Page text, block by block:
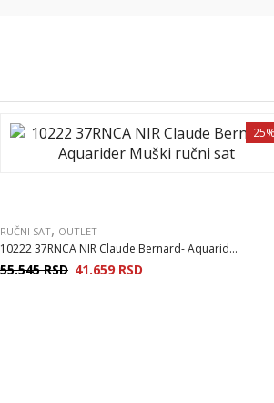
25%
RUČNI SAT, OUTLET
10222 37RNCA NIR Claude Bernard- Aquarid...
55.545RSD 41.659 RSD